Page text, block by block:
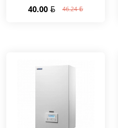
40.00 46.24